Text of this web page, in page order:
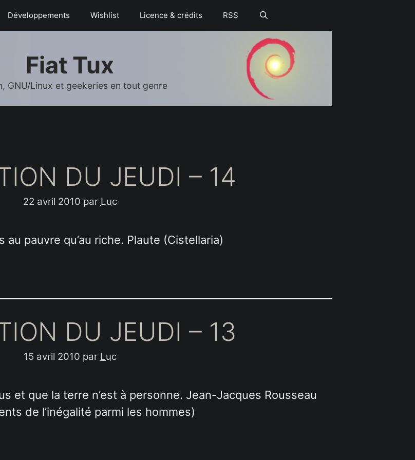
Déve­­lop­­pe­­ments Wishlist Licence & crédits RSS
Fiat Tux
GNU/Linux et geekeries en tout genre
DU JEUDI – 14
22 avril 2010 par Luc
pauvre qu’au riche. Plaute (Cistellaria)
DU JEUDI – 13
15 avril 2010 par Luc
et que la terre n’est à personne. Jean-Jacques Rousseau
de l’inégalité parmi les hommes)